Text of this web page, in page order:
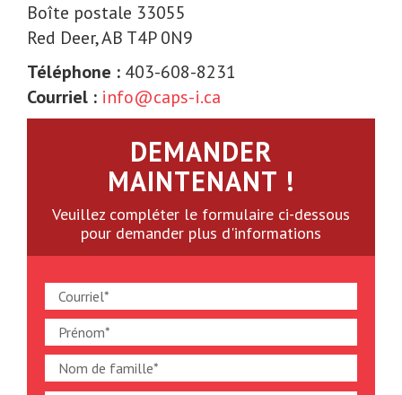
Boîte postale 33055
Red Deer, AB T4P 0N9
Téléphone : 403-608-8231
Courriel : info@caps-i.ca
DEMANDER
MAINTENANT !
Veuillez compléter le formulaire ci-dessous
pour demander plus d'informations